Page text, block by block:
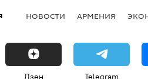
НОВОСТИ АРМЕНИЯ
Дзен Telegram